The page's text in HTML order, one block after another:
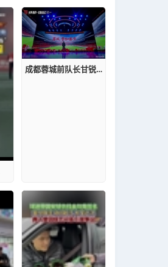
成都蓉城前队长甘锐:全力以赴为热爱坚持，为梦想拼搏，成都雄起!